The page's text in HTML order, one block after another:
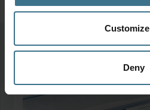
Customize
Deny
Meer van deze collectie